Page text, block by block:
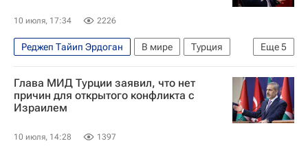
10 июля, 17:34 2226
Еще5
Реджеп Тайип Эрдоган В мире
Турция
Украина
Анкара (провинция)
Дональд Трамп
Хакан Фидан
Саммит НАТО
Глава МИД Турции заявил, что нет
причин для открытого конфликта с
Израилем
10 июля, 14:28 1397